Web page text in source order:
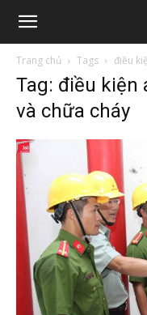
Trang chủ Tags điều
Tag: điều kiện
và chữa cháy